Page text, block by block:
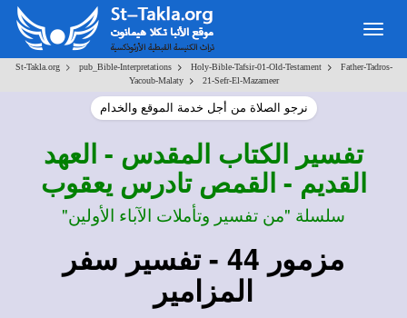
St-Takla.org> pub_Bible-Interpretations> Holy-Bible-Tafsir-01-Old-Testament>
Father-Tadros-
Yacoub-Malaty> 21-Sefr-El-Mazameer
نرجو الصلاة من أجل خدمة الموقع والخدام
تفسير الكتاب المقدس - العهد
القديم - القمص تادرس يعقوب
سلسلة "من تفسير وتأملات الآباء الأولين"
مزمور 44 - تفسير سفر
المزامير